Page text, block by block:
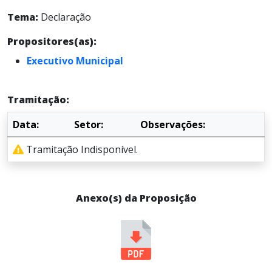
Tema: Declaração
Propositores(as):
Executivo Municipal
Tramitação:
Data:
Setor:
Observações:
Tramitação Indisponível.
Anexo(s) da Proposição